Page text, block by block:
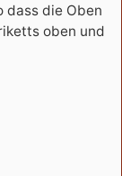
dass die Oben
oben und